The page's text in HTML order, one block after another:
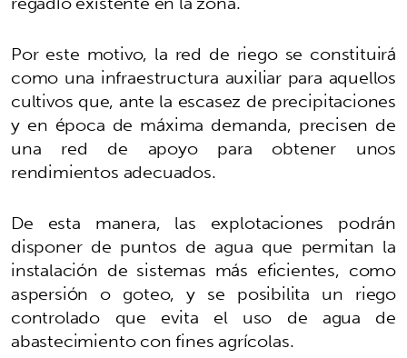
Por este motivo, la red de riego se constituirá
como una infraestructura auxiliar para aquellos
cultivos que, ante la escasez de precipitaciones
y en época de máxima demanda, precisen de
una red de apoyo para obtener unos
rendimientos adecuados.
De esta manera, las explotaciones podrán
disponer de puntos de agua que permitan la
instalación de sistemas más eficientes, como
aspersión o goteo, y se posibilita un riego
controlado que evita el uso de agua de
abastecimiento con fines agrícolas.